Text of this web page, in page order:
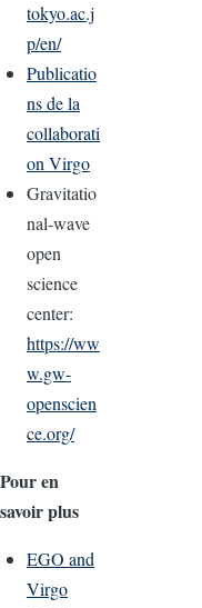
tokyo.ac.j
p/en/
Publicatio
ns de la
collaborati
on Virgo
Gravitatio
nal-wave
open
science
center:
https://ww
w.gw-
openscien
ce.org/
Pour en
savoir plus
EGO and
Virgo